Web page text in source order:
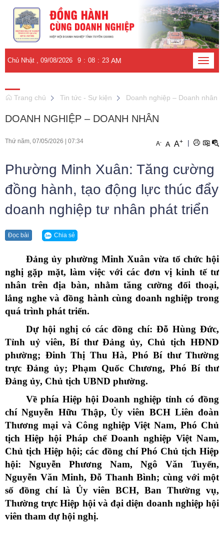
Toggle
Chủ Nhật , 09/08/2026 9 : 08 : 25 AM
Trang chủ Tin tức - Sự kiện Doanh nghiệp – Doanh nhân
DOANH NGHIỆP – DOANH NHÂN
Thứ năm, 07/05/2026 | 07:34 A- A A+ |
Phường Minh Xuân: Tăng cường
đồng hành, tạo động lực thúc đẩy
doanh nghiệp tư nhân phát triển
Đọc bài Chia sẻ
Đảng ủy phường Minh Xuân vừa tổ chức hội
nghị gặp mặt, làm việc với các đơn vị kinh tế tư
nhân trên địa bàn, nhằm tăng cường đối thoại,
lắng nghe và đồng hành cùng doanh nghiệp trong
quá trình phát triển.
Dự hội nghị có các đồng chí: Đỗ Hùng Đức,
Tỉnh uỷ viên, Bí thư Đảng ủy, Chủ tịch HĐND
phường; Đinh Thị Thu Hà, Phó Bí thư Thường
trực Đảng ủy; Phạm Quốc Chương, Phó Bí thư
Đảng ủy, Chủ tịch UBND phường.
Về phía Hiệp hội Doanh nghiệp tỉnh có đồng
chí Nguyễn Hữu Thập, Ủy viên BCH Liên đoàn
Thương mại và Công nghiệp Việt Nam, Phó Chủ
tịch Hiệp hội Pháp chế Doanh nghiệp Việt Nam,
Chủ tịch Hiệp hội; các đồng chí Phó Chủ tịch Hiệp
hội: Nguyễn Phương Nam, Ngô Văn Tuyến,
Nguyễn Văn Minh, Đỗ Thanh Bình; cùng với một
số đồng chí là Ủy viên BCH, Ban Thường vụ,
Thường trực Hiệp hội và đại diện doanh nghiệp hội
viên tham dự hội nghị.